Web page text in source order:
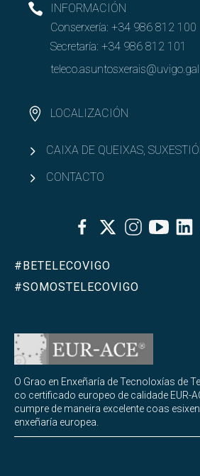
INFORMACIÓN
Conserxería: +34 986 812 100
Secretaría: +34 986 812 101
teleco.asuntosxerais@uvigo.gal
LOCALIZACIÓN
CAIXA DE QUEIXAS,
CONTACTO
FacebookTwitterInstagramYoutube
#BETELECOVIGO
#SOMOSTELECOVIGO
O Grao en Enxeñaría de Tecnoloxías de
co certificado europeo de calidade EUR-
cumpre de maneira excelente coas
enxeñaría europea.